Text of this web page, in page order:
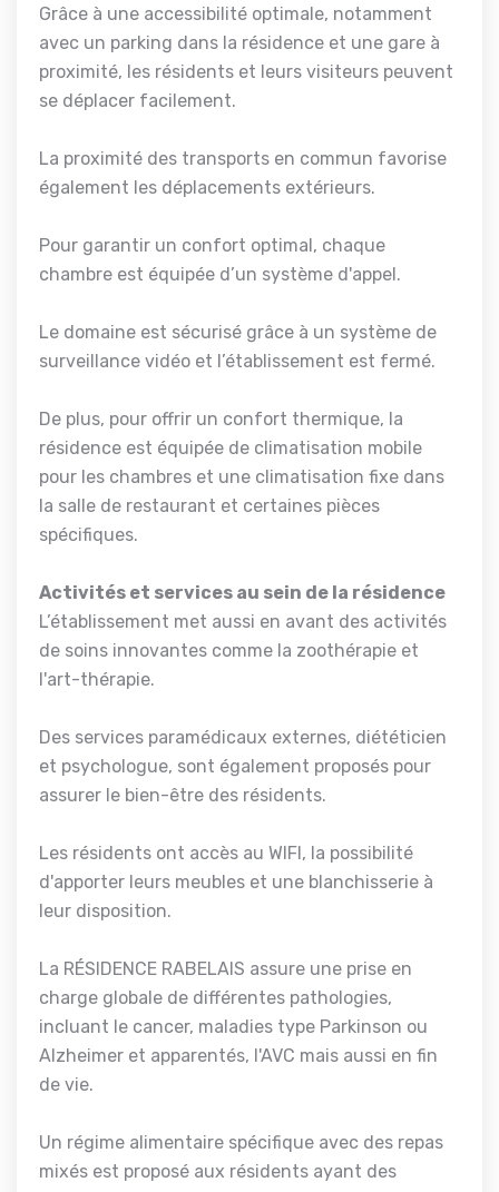
Grâce à une accessibilité optimale, notamment
avec un parking dans la résidence et une gare à
proximité, les résidents et leurs visiteurs peuvent
se déplacer facilement.
La proximité des transports en commun favorise
également les déplacements extérieurs.
Pour garantir un confort optimal, chaque
chambre est équipée d’un système d'appel.
Le domaine est sécurisé grâce à un système de
surveillance vidéo et l’établissement est fermé.
De plus, pour offrir un confort thermique, la
résidence est équipée de climatisation mobile
pour les chambres et une climatisation fixe dans
la salle de restaurant et certaines pièces
spécifiques.
Activités et services au sein de la résidence
L’établissement met aussi en avant des activités
de soins innovantes comme la zoothérapie et
l'art-thérapie.
Des services paramédicaux externes, diététicien
et psychologue, sont également proposés pour
assurer le bien-être des résidents.
Les résidents ont accès au WIFI, la possibilité
d'apporter leurs meubles et une blanchisserie à
leur disposition.
La RÉSIDENCE RABELAIS assure une prise en
charge globale de différentes pathologies,
incluant le cancer, maladies type Parkinson ou
Alzheimer et apparentés, l'AVC mais aussi en fin
de vie.
Un régime alimentaire spécifique avec des repas
mixés est proposé aux résidents ayant des